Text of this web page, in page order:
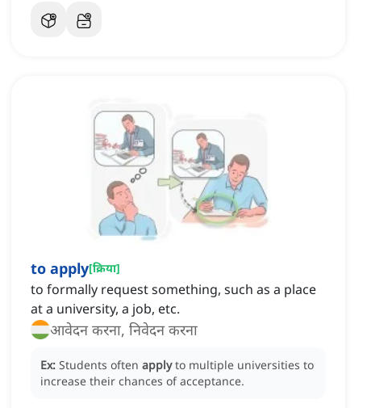
to apply[क्रिया]
to formally request something, such as a place
at a university, a job, etc.
आवेदन करना, निवेदन करना
Ex: Students often apply to multiple universities to
increase their chances of acceptance.